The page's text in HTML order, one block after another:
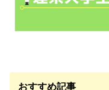
おすすめ記事